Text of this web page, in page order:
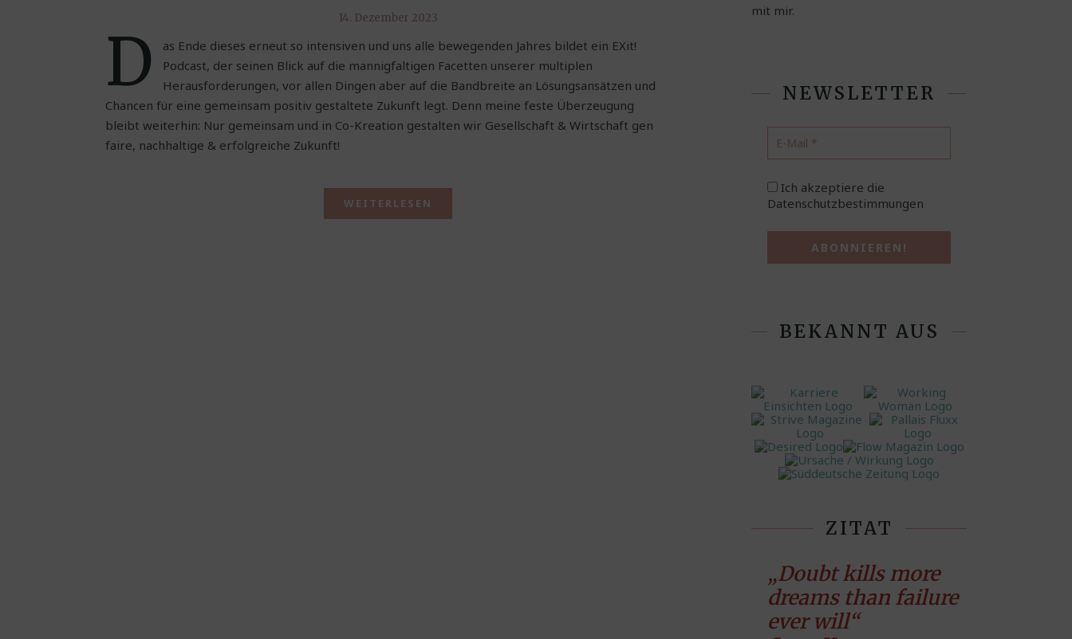
14. Dezember 2023
D
as Ende dieses erneut so intensiven und uns alle bewegenden Jahres bildet ein EXit!
Podcast, der seinen Blick auf die mannigfaltigen Facetten unserer multiplen
Herausforderungen, vor allen Dingen aber auf die Bandbreite an Lösungsansätzen und
Chancen für eine gemeinsam positiv gestaltete Zukunft legt. Denn meine feste Überzeugung
bleibt weiterhin: Nur gemeinsam und in Co-Kreation gestalten wir Gesellschaft & Wirtschaft gen
faire, nachhaltige & erfolgreiche Zukunft!
WEITERLESEN
mit mir.
NEWSLETTER
Ich akzeptiere die
Datenschutzbestimmungen
BEKANNT AUS
ZITAT
„Doubt kills more
dreams than failure
ever will“